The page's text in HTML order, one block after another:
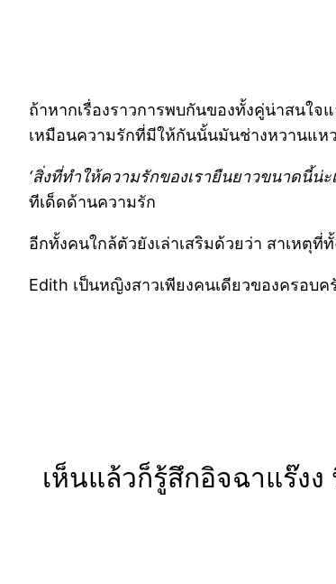
ถ้าหากเรื่องราวการพบกันของทั้งคู่น่าสนใจ
เหมือนความรักที่มีให้กันนั้นมันช่างหวานแห
‘สิ่งที่ทำให้ความรักของเรายืนยาวขนาดนี้น่
ทีเด็ดด้านความรัก
อีกทั้งคนใกล้ตัวยังเล่าเสริมด้วยว่า สาเหตุ
Edith เป็นหญิงสาวเพียงคนเดียวของครอบ
เห็นแล้วก็รู้สึกอิจฉาแร๊งง